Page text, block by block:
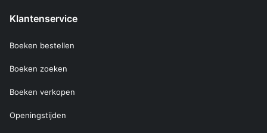
Klantenservice
Boeken bestellen
Boeken zoeken
Boeken verkopen
Openingstijden